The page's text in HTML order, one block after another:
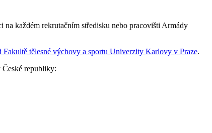
každém rekrutačním středisku nebo pracovišti Armády
tělesné výchovy a sportu Univerzity Karlovy v Praze.
republiky: